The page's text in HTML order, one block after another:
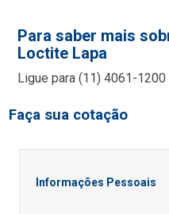
Para saber mais
Loctite Lapa
Ligue para(11) 4061-1200
Faça sua cotação
Informações Pessoais